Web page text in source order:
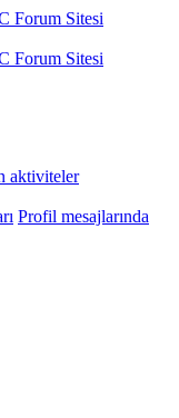
aktiviteler
Profil mesajlarında